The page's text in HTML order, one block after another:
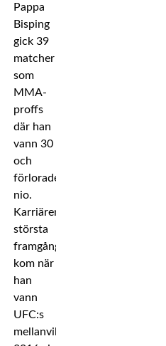
Pappa
Bisping
gick 39
matcher
som
MMA-
proffs
där han
vann 30
och
förlorade
nio.
Karriärens
största
framgång
kom när
han
vann
UFC:s
mellanviktstitel